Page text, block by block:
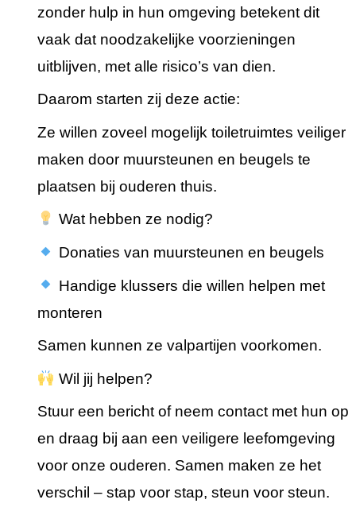
zonder hulp in hun omgeving betekent dit
vaak dat noodzakelijke voorzieningen
uitblijven, met alle risico’s van dien.
Daarom starten zij deze actie:
Ze willen zoveel mogelijk toiletruimtes veiliger
maken door muursteunen en beugels te
plaatsen bij ouderen thuis.
Wat hebben ze nodig?
Donaties van muursteunen en beugels
Handige klussers die willen helpen met
monteren
Samen kunnen ze valpartijen voorkomen.
Wil jij helpen?
Stuur een bericht of neem contact met hun op
en draag bij aan een veiligere leefomgeving
voor onze ouderen. Samen maken ze het
verschil – stap voor stap, steun voor steun.